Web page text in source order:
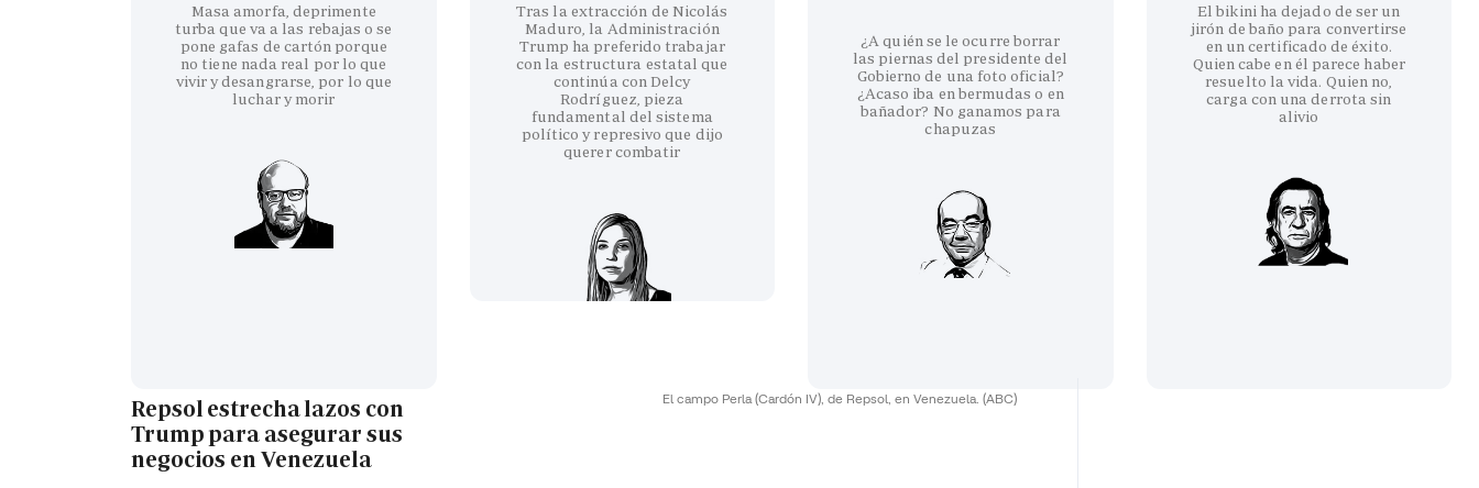
Masa amorfa, deprimente
turba que va a las rebajas o se
pone gafas de cartón porque
no tiene nada real por lo que
vivir y desangrarse, por lo que
luchar y morir
Tras la extracción de Nicolás
Maduro, la Administración
Trump ha preferido trabajar
con la estructura estatal que
continúa con Delcy
Rodríguez, pieza
fundamental del sistema
político y represivo que dijo
querer combatir
¿A quién se le ocurre borrar
las piernas del presidente del
Gobierno de una foto oficial?
¿Acaso iba en bermudas o en
bañador? No ganamos para
chapuzas
El bikini ha dejado de ser un
jirón de baño para convertirse
en un certificado de éxito.
Quien cabe en él parece haber
resuelto la vida. Quien no,
carga con una derrota sin
alivio
El campo Perla (Cardón IV), de Repsol, en Venezuela. (ABC)
Repsol estrecha lazos con
Trump para asegurar sus
negocios en Venezuela